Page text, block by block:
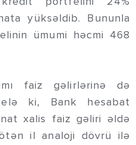
yüksəldib. Bununla
ümumi həcmi 468
faiz gəlirlərinə də
ki, Bank hesabat
xalis faiz gəliri əldə
il analoji dövrü ilə